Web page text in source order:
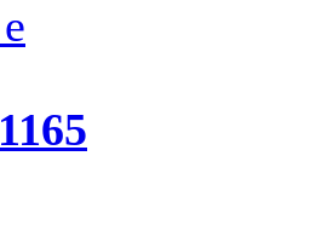
е
1165